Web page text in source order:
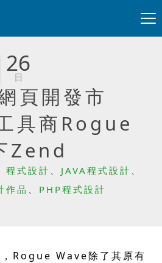
26
日
頁開發市
具商Rogue
Zend
程式設計 、 JAVA程式設計 、
作品 、 PHP程式設計
Rogue Wave除了其原有